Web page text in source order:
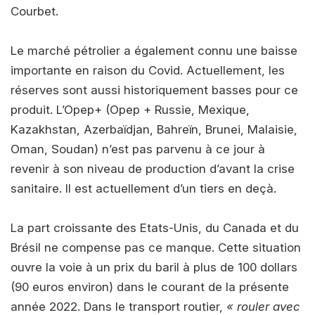
Courbet.
Le marché pétrolier a également connu une baisse
importante en raison du Covid. Actuellement, les
réserves sont aussi historiquement basses pour ce
produit. L’Opep+ (Opep + Russie, Mexique,
Kazakhstan, Azerbaïdjan, Bahreïn, Brunei, Malaisie,
Oman, Soudan) n’est pas parvenu à ce jour à
revenir à son niveau de production d’avant la crise
sanitaire. Il est actuellement d’un tiers en deçà.
La part croissante des Etats-Unis, du Canada et du
Brésil ne compense pas ce manque. Cette situation
ouvre la voie à un prix du baril à plus de 100 dollars
(90 euros environ) dans le courant de la présente
année 2022. Dans le transport routier, « rouler avec